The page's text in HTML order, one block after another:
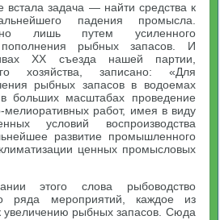
встала задача — найти средства к
падения промысла.
лишь путем усиленного
пополнения рыбных запасов. И
XX съезда нашей партии,
хозяйства, записано: «Для
рыбных запасов в водоемах
больших масштабах проведение
мелиоративных работ, имея в виду
условий воспроизводства
развитие промышленного
ценных промысловых
этого слова рыбоводство
ряда мероприятий, каждое из
увеличению рыбных запасов. Сюда